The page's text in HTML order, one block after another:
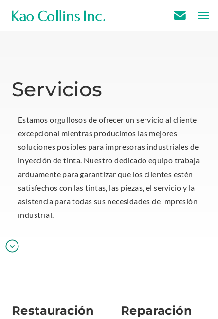
Servicios
Estamos orgullosos de ofrecer un servicio al cliente
excepcional mientras producimos las mejores
soluciones posibles para impresoras industriales de
inyección de tinta. Nuestro dedicado equipo trabaja
arduamente para garantizar que los clientes estén
satisfechos con las tintas, las piezas, el servicio y la
asistencia para todas sus necesidades de impresión
industrial.
Restauración
Reparación